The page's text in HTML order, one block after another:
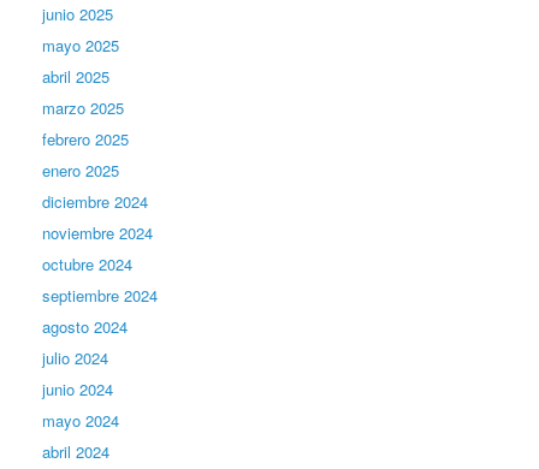
junio 2025
mayo 2025
abril 2025
marzo 2025
febrero 2025
enero 2025
diciembre 2024
noviembre 2024
octubre 2024
septiembre 2024
agosto 2024
julio 2024
junio 2024
mayo 2024
abril 2024